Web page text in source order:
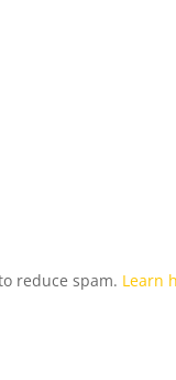
reduce spam. Learn